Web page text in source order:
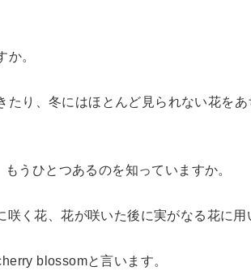
か。
たり、冬にはほとんど見られない花を
うひとつあるのを知っていますか。
く花、花が咲いた後に実がなる花に用
blossomと言います。